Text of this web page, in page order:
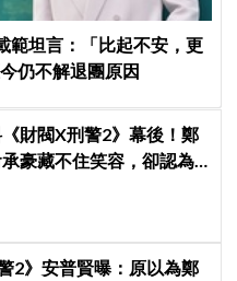
範坦言：「比起不安，更
仍不解退團原因
財閥X刑警2》幕後！鄭
豪藏不住笑容，卻認為
2》安普賢曝：原以為鄭